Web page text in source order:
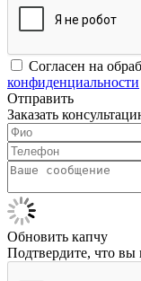
Согласен на
конфиденциальности
Отправить
Заказать
Обновить капчу
Подтвердите, что вы